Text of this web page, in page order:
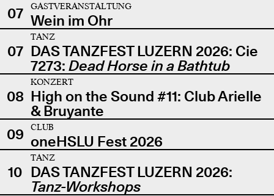
07
GASTVERANSTALTUNG
Wein im Ohr
07
TANZ
DAS TANZFEST LUZERN 2026: Cie
7273: Dead Horse in a Bathtub
08
KONZERT
High on the Sound #11: Club Arielle
& Bruyante
09
CLUB
oneHSLU Fest 2026
10
TANZ
DAS TANZFEST LUZERN 2026:
Tanz-Workshops